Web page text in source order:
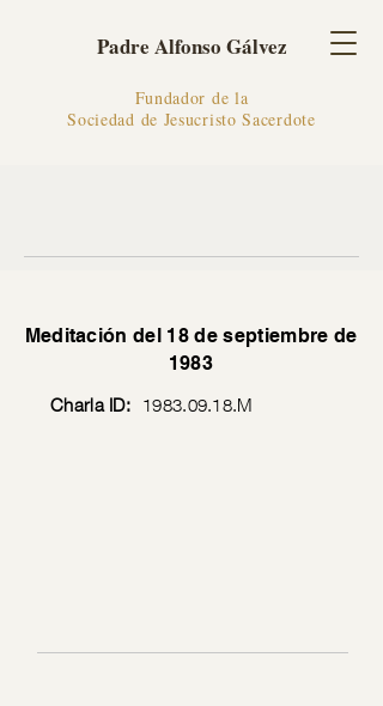
Padre Alfonso Gálvez
Fundador de la
Sociedad de Jesucristo Sacerdote
Meditación del 18 de septiembre de
1983
Charla ID: 1983.09.18.M